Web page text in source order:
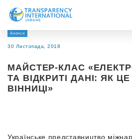
Про нас
Дослідження
Напрями роботи
Анонси
30 Листопада, 2018
МАЙСТЕР-КЛАС
ТА ВІДКРИТІ ДАНІ: ЯК
ВІННИЦІ»
Українське представництво